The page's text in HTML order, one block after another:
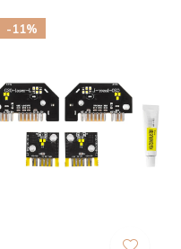
-11%